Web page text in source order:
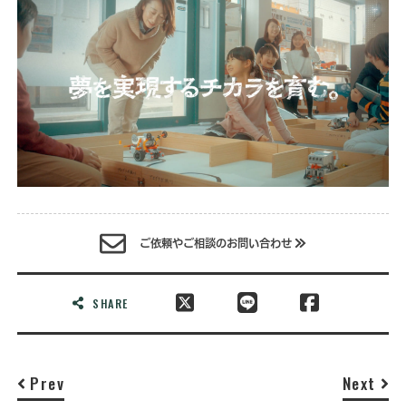
ご依頼やご相談のお問い合わせ
SHARE
Prev Next